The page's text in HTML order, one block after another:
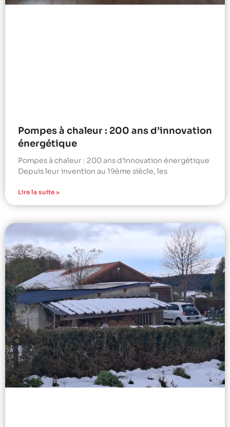
Pompes à chaleur : 200 ans d’innovation
énergétique
Pompes à chaleur : 200 ans d’innovation énergétique
Depuis leur invention au 19ème siècle, les
Lire la suite »